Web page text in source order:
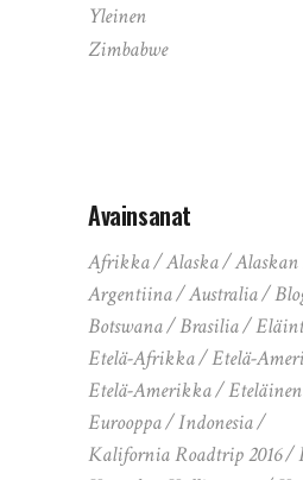
Yleinen
Zimbabwe
Avainsanat
Afrikka Alaska
Argentiina
Australia
Botswana
Brasilia
Etelä-Afrikka
Etelä-
Etelä-Amerikka
Eurooppa
Indonesia
Kalifornia Roadtrip 2016